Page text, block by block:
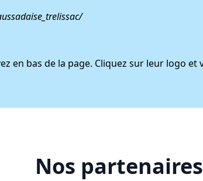
en bas de la page. Cliquez sur leur logo et
Nos partenaires